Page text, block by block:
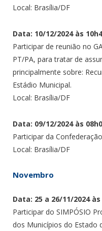
Local: Brasília/DF
Data: 10/12/2024 às
Participar de reunião no
PT/PA, para tratar de
principalmente sobre:
Estádio Municipal.
Local: Brasília/DF
Data: 09/12/2024 às
Participar da
Local: Brasília/DF
Novembro
Data: 25 a 26/11/2024 às
Participar do SIMPÓSIO
dos Municípios do Estado